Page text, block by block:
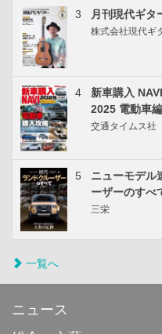
3 月刊現代ギ
株式会社現代ギ
4
新車購入
2025 電動車編
交通タイムス社
5
ニューモデル
ーザーのすべ
三栄
一覧へ
ニュース